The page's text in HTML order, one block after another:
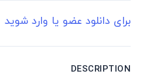
برای دانلود عضو یا وارد شوید
DESCRIPTION